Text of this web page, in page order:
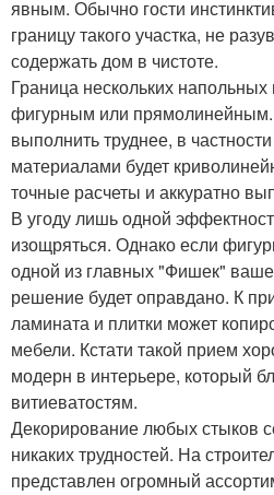
явным. Обычно гости
границу такого участка, не
содержать дом в чистоте.
Граница нескольких
фигурным или
выполнить труднее, в
материалами будет
точные расчеты и аккуратно
В угоду лишь одной
изощряться. Однако если
одной из главных "Фишек"
решение будет оправдано. К
ламината и плитки может
мебели. Кстати такой прием
модерн в интерьере, который
витиеватостям.
Декорирование любых стыков
никаких трудностей. На
представлен огромный